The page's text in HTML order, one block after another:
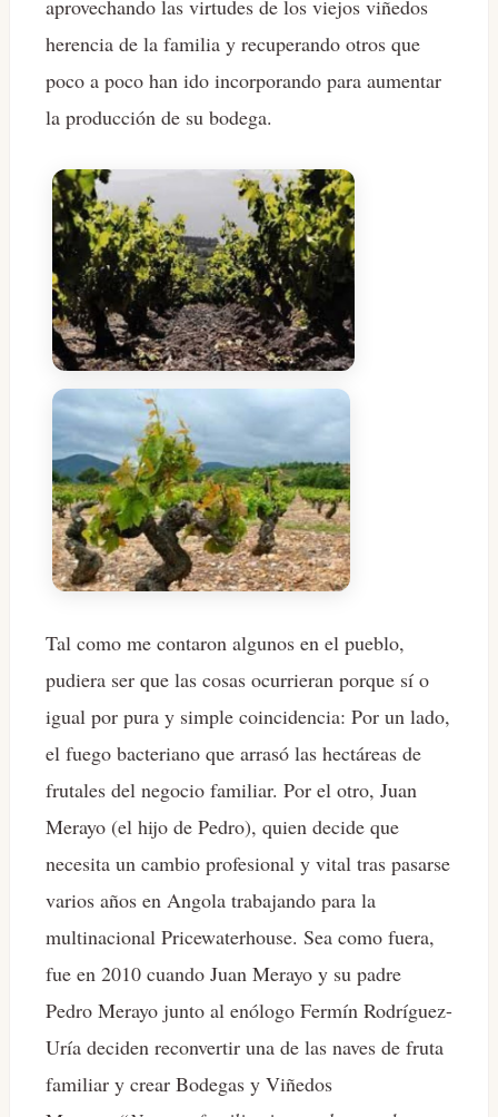
aprovechando las virtudes de los viejos viñedos
herencia de la familia y recuperando otros que
poco a poco han ido incorporando para aumentar
la producción de su bodega.
Tal como me contaron algunos en el pueblo,
pudiera ser que las cosas ocurrieran porque sí o
igual por pura y simple coincidencia: Por un lado,
el fuego bacteriano que arrasó las hectáreas de
frutales del negocio familiar. Por el otro, Juan
Merayo (el hijo de Pedro), quien decide que
necesita un cambio profesional y vital tras pasarse
varios años en Angola trabajando para la
multinacional Pricewaterhouse. Sea como fuera,
fue en 2010 cuando Juan Merayo y su padre
Pedro Merayo junto al enólogo Fermín Rodríguez-
Uría deciden reconvertir una de las naves de fruta
familiar y crear Bodegas y Viñedos